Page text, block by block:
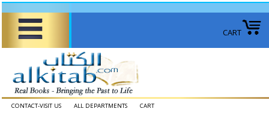
CART
CONTACT-VISIT US ALL DEPARTMENTS CART